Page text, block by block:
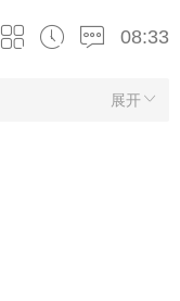
08:33
展开